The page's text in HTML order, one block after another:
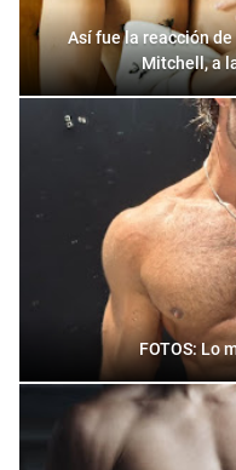
Así fue la reacción de
Mitchell, a
FOTOS: Lo